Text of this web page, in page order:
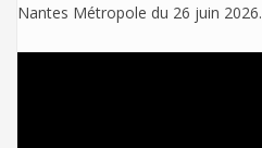
Nantes Métropole du 26 juin 2026.